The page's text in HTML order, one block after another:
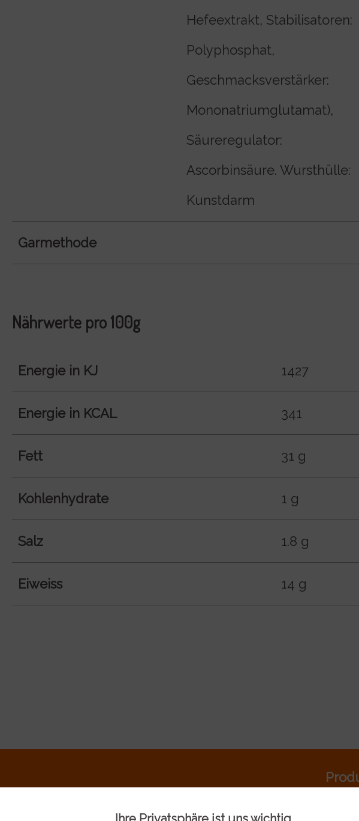
Hefeextrakt, Stabilisatoren:
Polyphosphat,
Geschmacksverstärker:
Mononatriumglutamat),
Säureregulator:
Ascorbinsäure. Wursthülle:
Kunstdarm
Garmethode
Nährwerte pro 100g
Energie in KJ 1427
Energie in KCAL 341
Fett 31 g
Kohlenhydrate 1 g
Salz 1.8 g
Eiweiss 14 g